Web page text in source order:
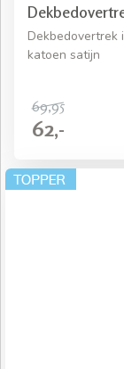
Dekbedovertrek
katoen satijn
69,95
62,-